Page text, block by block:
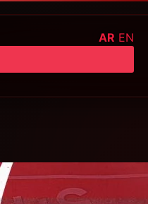
AR EN